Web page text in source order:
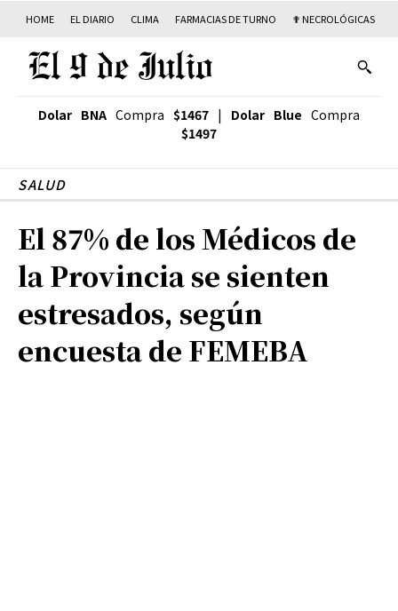
HOME EL DIARIO CLIMA FARMACIAS DE TURNO ✟ NECROLÓGICAS
Dolar BNA Compra $1467 | Dolar Blue Compra
$1497
SALUD
El 87% de los Médicos de
la Provincia se sienten
estresados, según
encuesta de FEMEBA